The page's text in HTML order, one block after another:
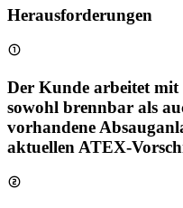
Herausforderungen
Der Kunde arbeitet mit
sowohl brennbar als
vorhandene
aktuellen ATEX-